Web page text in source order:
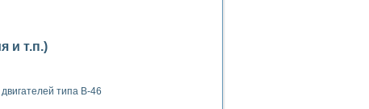
и т.п.)
типа В-46